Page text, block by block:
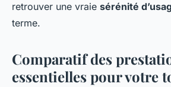
retrouver une vraie sérénité
terme.
Comparatif des
essentielles pour votre